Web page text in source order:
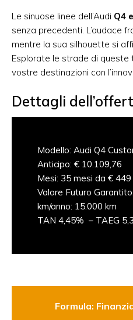
Le sinuose linee dell’Audi Q4
senza precedenti. L’audace
mentre la sua silhouette si
Esplorate le strade di queste
vostre destinazioni con
Dettagli
Modello: Audi Q4
Anticipo: € 10.109,76
Mesi: 35 mesi da € 449
Valore Futuro
km/anno: 15.000 km
TAN 4,45% – TAEG
Formula: